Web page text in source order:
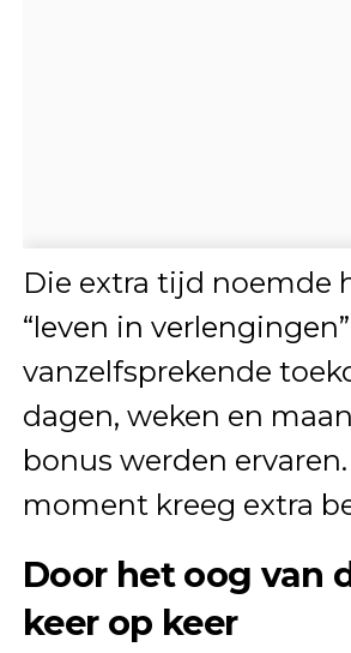
Die extra tijd noemde
“leven in
vanzelfsprekende
dagen, weken en
bonus werden
moment kreeg extra
Door het oog van
keer op keer